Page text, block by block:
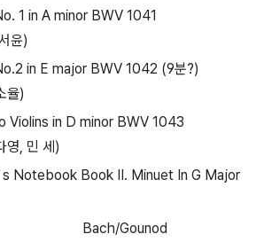
1 in A minor BWV 1041
윤)
in E major BWV 1042 (9분?)
율)
in D minor BWV 1043
영, 민 세)
Notebook Book II. Minuet In G Major
Bach/Gounod